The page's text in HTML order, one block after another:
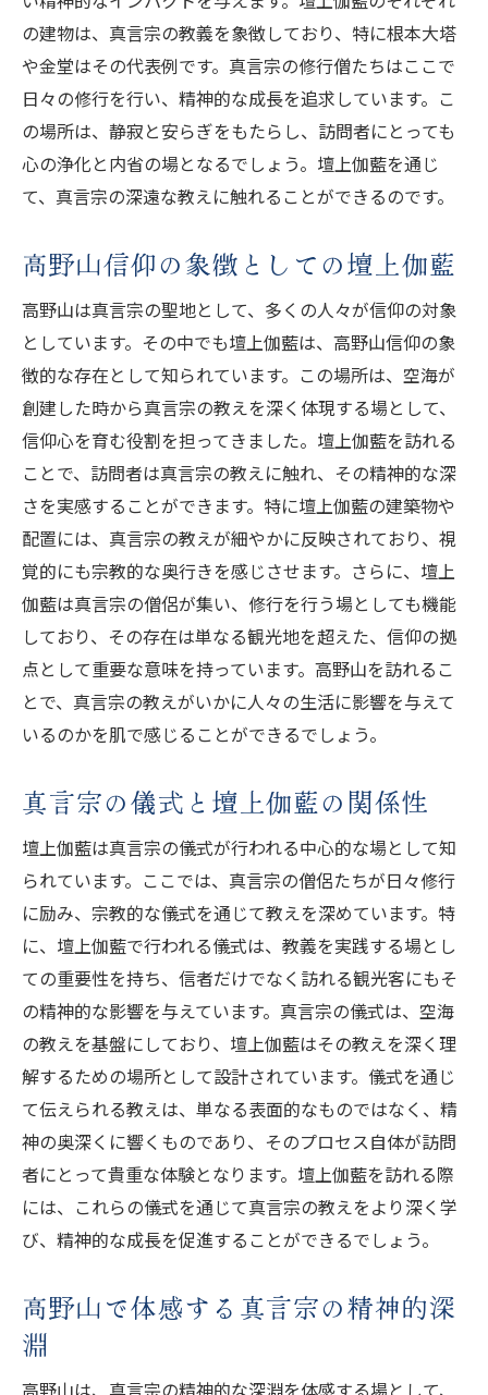
精神的解放に繋がる高野山の体験
高野山で心の平穏を見つける方法
訪問者に提供する高野山の癒しの力
高野山での体験がもたらす精神的浄化
真言宗の教えを体感高野山がもたらす日常の安
高野山で体感する日常への影響
高野山を訪れることで得られる心の安定
日常生活に活かせる真言宗の知恵
高野山が提供する日常の平和と安らぎ
訪問者が感じる高野山の持続的影響
壇上伽藍の巡礼が提供する深い内省の旅と精神
的覚醒
壇上伽藍巡礼の意義とその効果
内省の旅としての壇上伽藍巡礼
精神的覚醒を促す壇上伽藍の魅力
巡礼から得られる深い心の洞察
訪問者に与える壇上伽藍の影響
高野山での巡礼がもたらす精神的変革
壇上伽藍に秘められた高野山の歴史
真言宗の教えを反映する高野山の魅力
歴史と文化が融合する壇上伽藍
高野山の歴史が教える精神的な教訓
訪問者に伝える高野山の歴史的価値
高野山の歴史がもたらす信仰の力
心の拠り所としての高野山精神的成長を促す役
割
高野山が持つ心の拠り所としての意義
精神的成長を支える高野山の役割
訪問者が感じる高野山の心の安定
高野山が提供する精神的なサポート
心の拠り所としての高野山の魅力
の建物は、真言宗の教義を象徴しており、特に根本大塔
や金堂はその代表例です。真言宗の修行僧たちはここで
日々の修行を行い、精神的な成長を追求しています。こ
の場所は、静寂と安らぎをもたらし、訪問者にとっても
心の浄化と内省の場となるでしょう。壇上伽藍を通じ
て、真言宗の深遠な教えに触れることができるのです。
高野山信仰の象徴としての壇上伽藍
高野山は真言宗の聖地として、多くの人々が信仰の対象
としています。その中でも壇上伽藍は、高野山信仰の象
徴的な存在として知られています。この場所は、空海が
創建した時から真言宗の教えを深く体現する場として、
信仰心を育む役割を担ってきました。壇上伽藍を訪れる
ことで、訪問者は真言宗の教えに触れ、その精神的な深
さを実感することができます。特に壇上伽藍の建築物や
配置には、真言宗の教えが細やかに反映されており、視
覚的にも宗教的な奥行きを感じさせます。さらに、壇上
伽藍は真言宗の僧侶が集い、修行を行う場としても機能
しており、その存在は単なる観光地を超えた、信仰の拠
点として重要な意味を持っています。高野山を訪れるこ
とで、真言宗の教えがいかに人々の生活に影響を与えて
いるのかを肌で感じることができるでしょう。
真言宗の儀式と壇上伽藍の関係性
壇上伽藍は真言宗の儀式が行われる中心的な場として知
られています。ここでは、真言宗の僧侶たちが日々修行
に励み、宗教的な儀式を通じて教えを深めています。特
に、壇上伽藍で行われる儀式は、教義を実践する場とし
ての重要性を持ち、信者だけでなく訪れる観光客にもそ
の精神的な影響を与えています。真言宗の儀式は、空海
の教えを基盤にしており、壇上伽藍はその教えを深く理
解するための場所として設計されています。儀式を通じ
て伝えられる教えは、単なる表面的なものではなく、精
神の奥深くに響くものであり、そのプロセス自体が訪問
者にとって貴重な体験となります。壇上伽藍を訪れる際
には、これらの儀式を通じて真言宗の教えをより深く学
び、精神的な成長を促進することができるでしょう。
高野山で体感する真言宗の精神的深
淵
高野山は、真言宗の精神的な深淵を体感する場として、